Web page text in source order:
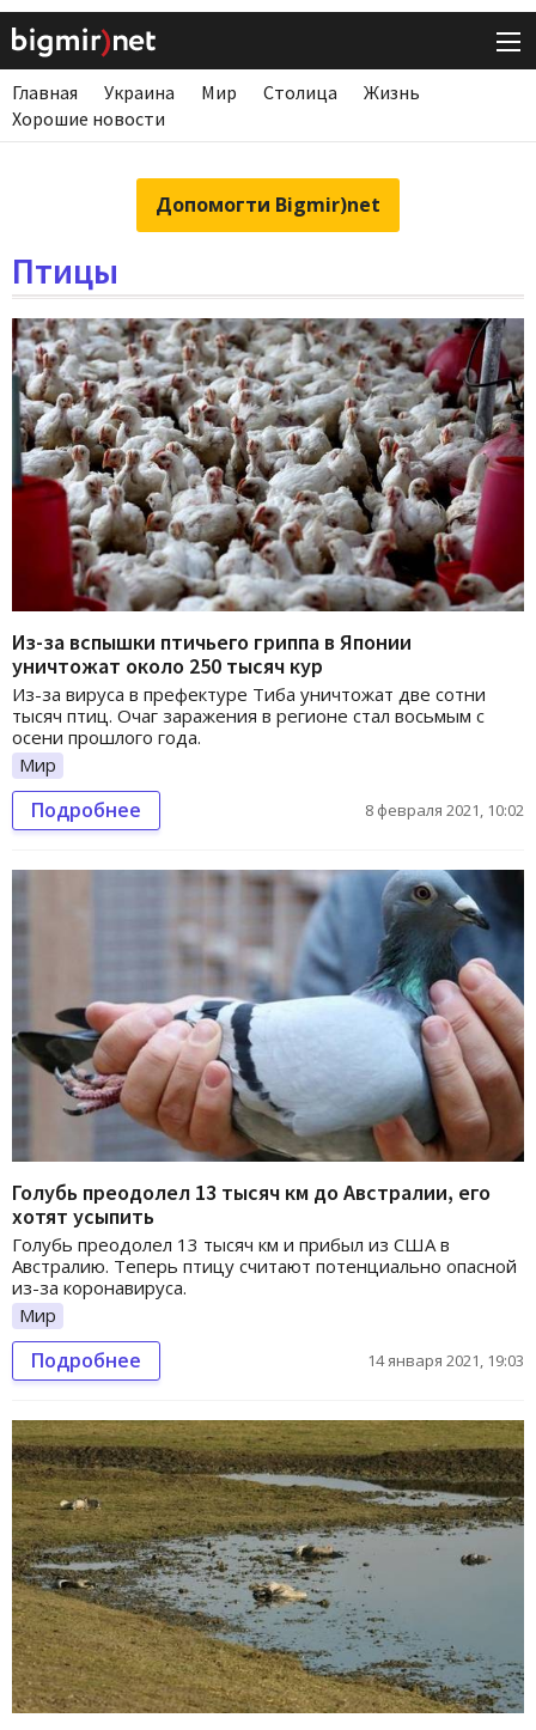
Главная Украина Мир Столица
Жизнь
Хорошие новости
Допомогти Bigmir)net
Птицы
Из-за вспышки птичьего гриппа в Японии
уничтожат около 250 тысяч кур
Из-за вируса в префектуре Тиба уничтожат две сотни
тысяч птиц. Очаг заражения в регионе стал восьмым с
осени прошлого года.
Мир
Подробнее 8 февраля 2021, 10:02
Голубь преодолел 13 тысяч км до Австралии, его
хотят усыпить
Голубь преодолел 13 тысяч км и прибыл из США в
Австралию. Теперь птицу считают потенциально опасной
из-за коронавируса.
Мир
Подробнее 14 января 2021, 19:03